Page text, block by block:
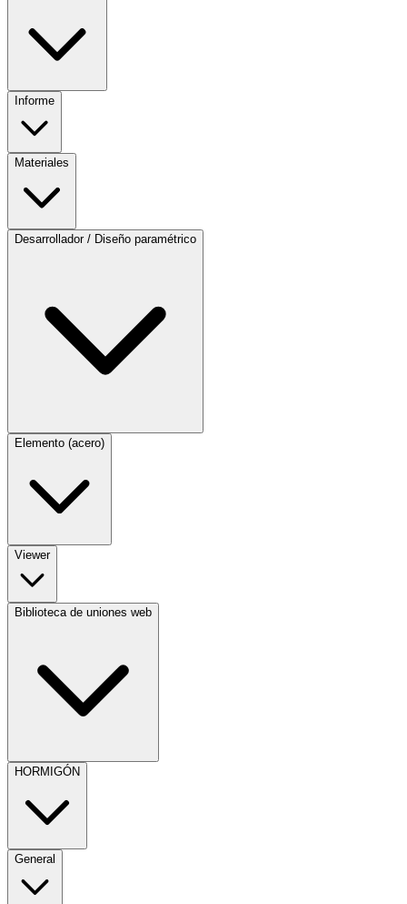
Informe
Materiales
Desarrollador / Diseño paramétrico
Elemento (acero)
Viewer
Biblioteca de uniones web
HORMIGÓN
General